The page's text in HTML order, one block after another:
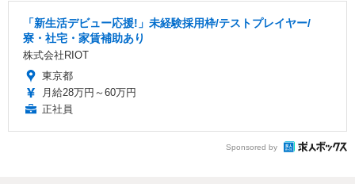
「新生活デビュー応援!」未経験採用枠/テストプレイヤー/
寮・社宅・家賃補助あり
株式会社RIOT
東京都
月給28万円～60万円
正社員
Sponsored by